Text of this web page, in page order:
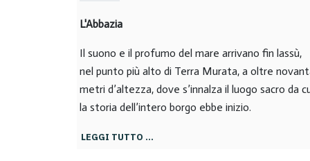
L'Abbazia
Il suono e il profumo del mare arrivano fin lassù,
nel punto più alto di Terra Murata, a oltre
metri d’altezza, dove s’innalza il luogo sacro da
la storia dell’intero borgo ebbe inizio.
LEGGI TUTTO …